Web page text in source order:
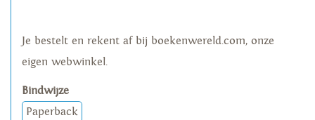
Je bestelt en rekent af bij boekenwereld.com, onze
eigen webwinkel.
Bindwijze
Paperback